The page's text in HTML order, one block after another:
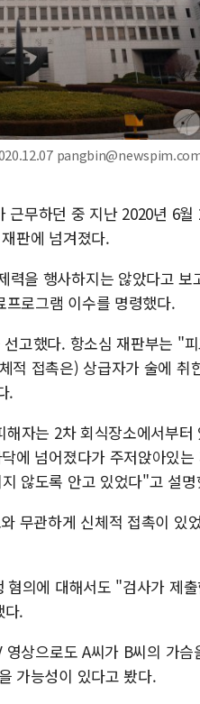
무하던 중 지난 2020년 6
판에 넘겨졌다.
을 행사하지는 않았다고 보
로그램 이수를 명령했다.
고했다. 항소심 재판부는 "
접촉은) 상급자가 술에 취
.
자는 2차 회식장소에서부터
에 넘어졌다가 주저앉아있는
않도록 안고 있었다"고 설명
무관하게 신체적 접촉이 있
의에 대해서도 "검사가 제
다.
상으로도 A씨가 B씨의 가
가능성이 있다고 봤다.